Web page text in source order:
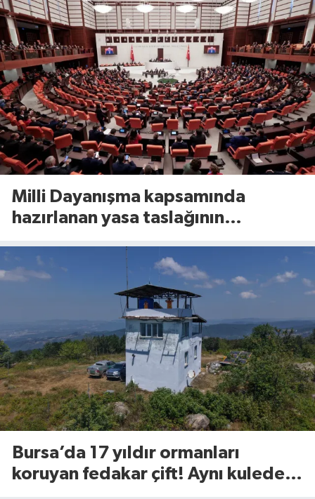
Milli Dayanışma kapsamında
hazırlanan yasa taslağının
Bursa’da 17 yıldır ormanları
koruyan fedakar çift! Aynı kulede